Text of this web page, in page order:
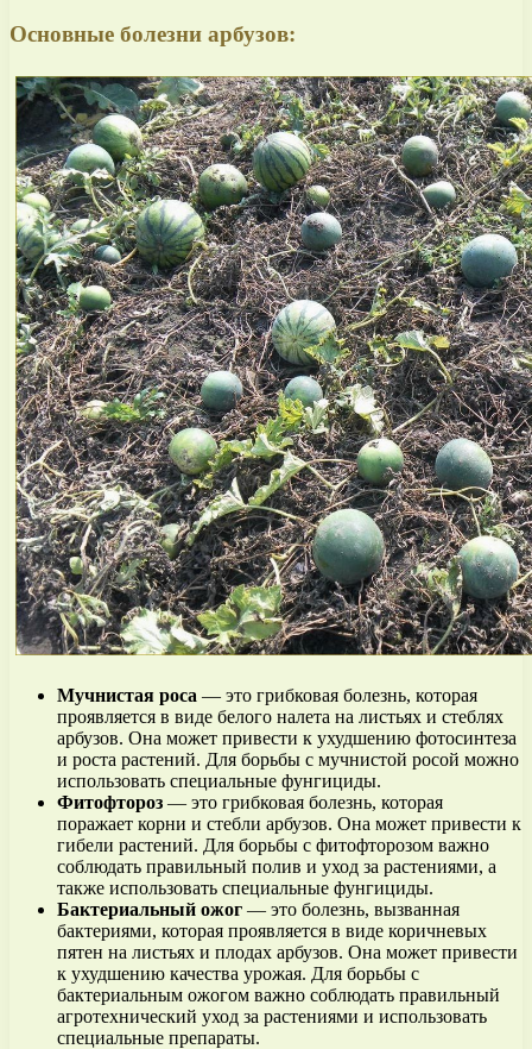
Основные болезни арбузов:
Мучнистая роса — это грибковая болезнь, которая
проявляется в виде белого налета на листьях и стеблях
арбузов. Она может привести к ухудшению фотосинтеза
и роста растений. Для борьбы с мучнистой росой можно
использовать специальные фунгициды.
Фитофтороз — это грибковая болезнь, которая
поражает корни и стебли арбузов. Она может привести к
гибели растений. Для борьбы с фитофторозом важно
соблюдать правильный полив и уход за растениями, а
также использовать специальные фунгициды.
Бактериальный ожог — это болезнь, вызванная
бактериями, которая проявляется в виде коричневых
пятен на листьях и плодах арбузов. Она может привести
к ухудшению качества урожая. Для борьбы с
бактериальным ожогом важно соблюдать правильный
агротехнический уход за растениями и использовать
специальные препараты.